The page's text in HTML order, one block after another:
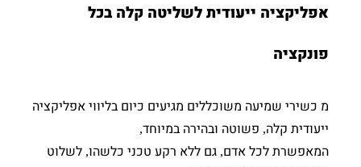
אפליקציה ייעודית לשליטה קלה בכל
פונקציה
מ כשירי שמיעה משוכללים מגיעים כיום בליווי אפליקציה
ייעודית קלה, פשוטה ובהירה במיוחד,
המאפשרת לכל אדם, גם ללא רקע טכני כלשהו, לשלוט